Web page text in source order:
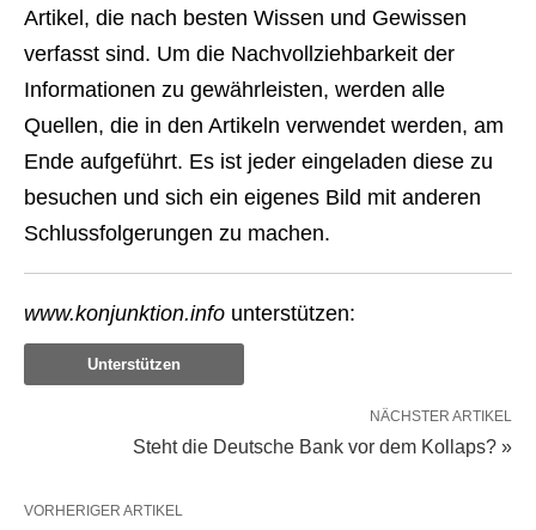
Artikel, die nach besten Wissen und Gewissen
verfasst sind. Um die Nachvollziehbarkeit der
Informationen zu gewährleisten, werden alle
Quellen, die in den Artikeln verwendet werden, am
Ende aufgeführt. Es ist jeder eingeladen diese zu
besuchen und sich ein eigenes Bild mit anderen
Schlussfolgerungen zu machen.
www.konjunktion.info unterstützen:
Unterstützen
NÄCHSTER ARTIKEL
Steht die Deutsche Bank vor dem Kollaps? »
VORHERIGER ARTIKEL